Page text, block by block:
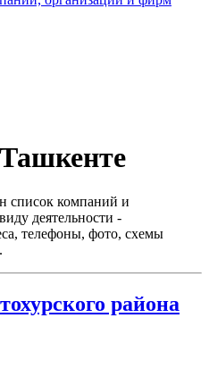
список компаний и
деятельности -
телефоны, фото, схемы
района